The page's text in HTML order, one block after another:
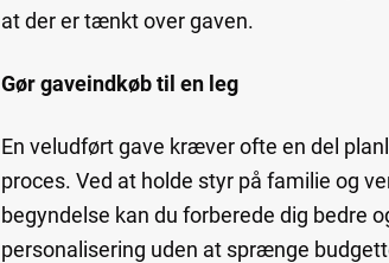
at der er tænkt over gaven.
Gør gaveindkøb til en leg
En veludført gave kræver ofte en del
proces. Ved at holde styr på familie og
begyndelse kan du forberede dig bedre
personalisering uden at sprænge